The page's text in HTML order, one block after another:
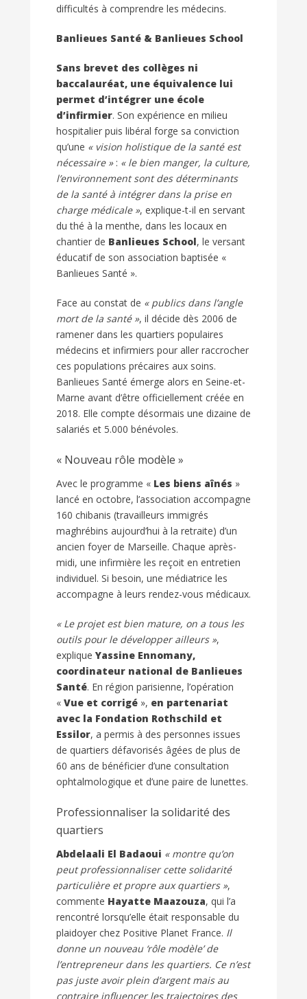
difficultés à comprendre les médecins.
Banlieues Santé & Banlieues School
Sans brevet des collèges ni
baccalauréat, une équivalence lui
permet d’intégrer une école
d’infirmier. Son expérience en milieu
hospitalier puis libéral forge sa conviction
qu’une « vision holistique de la santé est
nécessaire »: « le bien manger, la culture,
l’environnement sont des déterminants
de la santé à intégrer dans la prise en
charge médicale », explique-t-il en servant
du thé à la menthe, dans les locaux en
chantier de Banlieues School, le versant
éducatif de son association baptisée «
Banlieues Santé ».
Face au constat de « publics dans l’angle
mort de la santé », il décide dès 2006 de
ramener dans les quartiers populaires
médecins et infirmiers pour aller raccrocher
ces populations précaires aux soins.
Banlieues Santé émerge alors en Seine-et-
Marne avant d’être officiellement créée en
2018. Elle compte désormais une dizaine de
salariés et 5.000 bénévoles.
« Nouveau rôle modèle »
Avec le programme « Les biens aînés »
lancé en octobre, l’association accompagne
160 chibanis (travailleurs immigrés
maghrébins aujourd’hui à la retraite) d’un
ancien foyer de Marseille. Chaque après-
midi, une infirmière les reçoit en entretien
individuel. Si besoin, une médiatrice les
accompagne à leurs rendez-vous médicaux.
« Le projet est bien mature, on a tous les
outils pour le développer ailleurs »,
explique Yassine Ennomany,
coordinateur national de Banlieues
Santé. En région parisienne, l’opération
« Vue et corrigé », en partenariat
avec la Fondation Rothschild et
Essilor, a permis à des personnes issues
de quartiers défavorisés âgées de plus de
60 ans de bénéficier d’une consultation
ophtalmologique et d’une paire de lunettes.
Professionnaliser la solidarité des
quartiers
Abdelaali El Badaoui « montre qu’on
peut professionnaliser cette solidarité
particulière et propre aux quartiers »,
commente Hayatte Maazouza, qui l’a
rencontré lorsqu’elle était responsable du
plaidoyer chez Positive Planet France. Il
donne un nouveau ‘rôle modèle’ de
l’entrepreneur dans les quartiers. Ce n’est
pas juste avoir plein d’argent mais au
contraire influencer les trajectoires des